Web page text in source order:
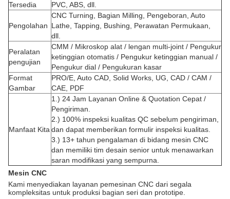
Tersedia
PVC, ABS, dll.
Pengolahan
CNC Turning, Bagian Milling, Pengeboran, Auto
Lathe, Tapping, Bushing, Perawatan Permukaan,
dll.
Peralatan
pengujian
CMM / Mikroskop alat / lengan multi-joint / Pengukur
ketinggian otomatis / Pengukur ketinggian manual /
Pengukur dial / Pengukuran kasar
Format
Gambar
PRO/E, Auto CAD, Solid Works, UG, CAD / CAM /
CAE, PDF
Manfaat Kita
1.) 24 Jam Layanan Online & Quotation Cepat /
Pengiriman.
2.) 100% inspeksi kualitas QC sebelum pengiriman,
dan dapat memberikan formulir inspeksi kualitas.
3.) 13+ tahun pengalaman di bidang mesin CNC
dan memiliki tim desain senior untuk menawarkan
saran modifikasi yang sempurna.
Mesin CNC
Kami menyediakan layanan pemesinan CNC dari segala
kompleksitas untuk produksi bagian seri dan prototipe.